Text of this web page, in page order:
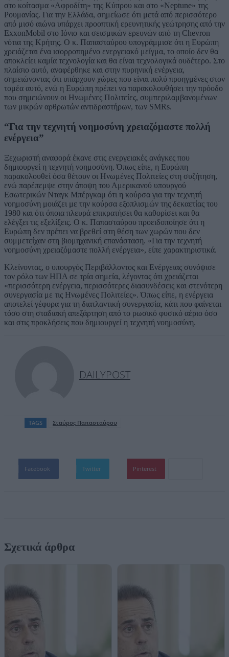
στο κοίτασμα «Αφροδίτη» της Κύπρου και στο «Neptune» της
Ρουμανίας. Για την Ελλάδα, σημείωσε ότι μετά από περισσότερο
από μισό αιώνα υπάρχει προοπτική ερευνητικής γεώτρησης από την
ExxonMobil στο Ιόνιο και σεισμικών ερευνών από τη Chevron
νότια της Κρήτης. Ο κ. Παπασταύρου υπογράμμισε ότι η Ευρώπη
χρειάζεται ένα ισορροπημένο ενεργειακό μείγμα, το οποίο δεν θα
αποκλείει καμία τεχνολογία και θα είναι τεχνολογικά ουδέτερο. Στο
πλαίσιο αυτό, αναφέρθηκε και στην πυρηνική ενέργεια,
σημειώνοντας ότι υπάρχουν χώρες που είναι πολύ προηγμένες στον
τομέα αυτό, ενώ η Ευρώπη πρέπει να παρακολουθήσει την πρόοδο
που σημειώνουν οι Ηνωμένες Πολιτείες, συμπεριλαμβανομένων
των μικρών αρθρωτών αντιδραστήρων, των SMRs.
“Για την τεχνητή νοημοσύνη χρειαζόμαστε πολλή
ενέργεια”
Ξεχωριστή αναφορά έκανε στις ενεργειακές ανάγκες που
δημιουργεί η τεχνητή νοημοσύνη. Όπως είπε, η Ευρώπη
παρακολουθεί όσα θέτουν οι Ηνωμένες Πολιτείες στη συζήτηση,
ενώ παρέπεμψε στην άποψη του Αμερικανού υπουργού
Εσωτερικών Νταγκ Μπέργκαμ ότι η κούρσα για την τεχνητή
νοημοσύνη μοιάζει με την κούρσα εξοπλισμών της δεκαετίας του
1980 και ότι όποια πλευρά επικρατήσει θα καθορίσει και θα
ελέγξει τις εξελίξεις. Ο κ. Παπασταύρου προειδοποίησε ότι η
Ευρώπη δεν πρέπει να βρεθεί στη θέση των χωρών που δεν
συμμετείχαν στη βιομηχανική επανάσταση. «Για την τεχνητή
νοημοσύνη χρειαζόμαστε πολλή ενέργεια», είπε χαρακτηριστικά.
Κλείνοντας, ο υπουργός Περιβάλλοντος και Ενέργειας συνόψισε
τον ρόλο των ΗΠΑ σε τρία σημεία, λέγοντας ότι χρειάζεται
«περισσότερη ενέργεια, περισσότερες διασυνδέσεις και στενότερη
συνεργασία με τις Ηνωμένες Πολιτείες». Όπως είπε, η ενέργεια
αποτελεί γέφυρα για τη διατλαντική συνεργασία, κάτι που φαίνεται
τόσο στη σταδιακή απεξάρτηση από το ρωσικό φυσικό αέριο όσο
και στις προκλήσεις που δημιουργεί η τεχνητή νοημοσύνη.
DAILYPOST
TAGS Σταύρος Παπασταύρου
Facebook Twitter Pinterest
Σχετικά άρθρα